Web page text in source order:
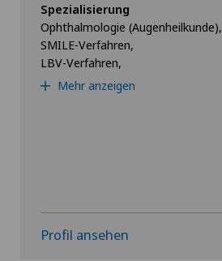
Spezialisierung
Ophthalmologie (Augenheilkunde),
SMILE-Verfahren,
LBV-Verfahren,
Mehr anzeigen
Profil ansehen